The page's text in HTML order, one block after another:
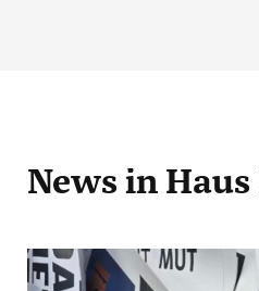
News in